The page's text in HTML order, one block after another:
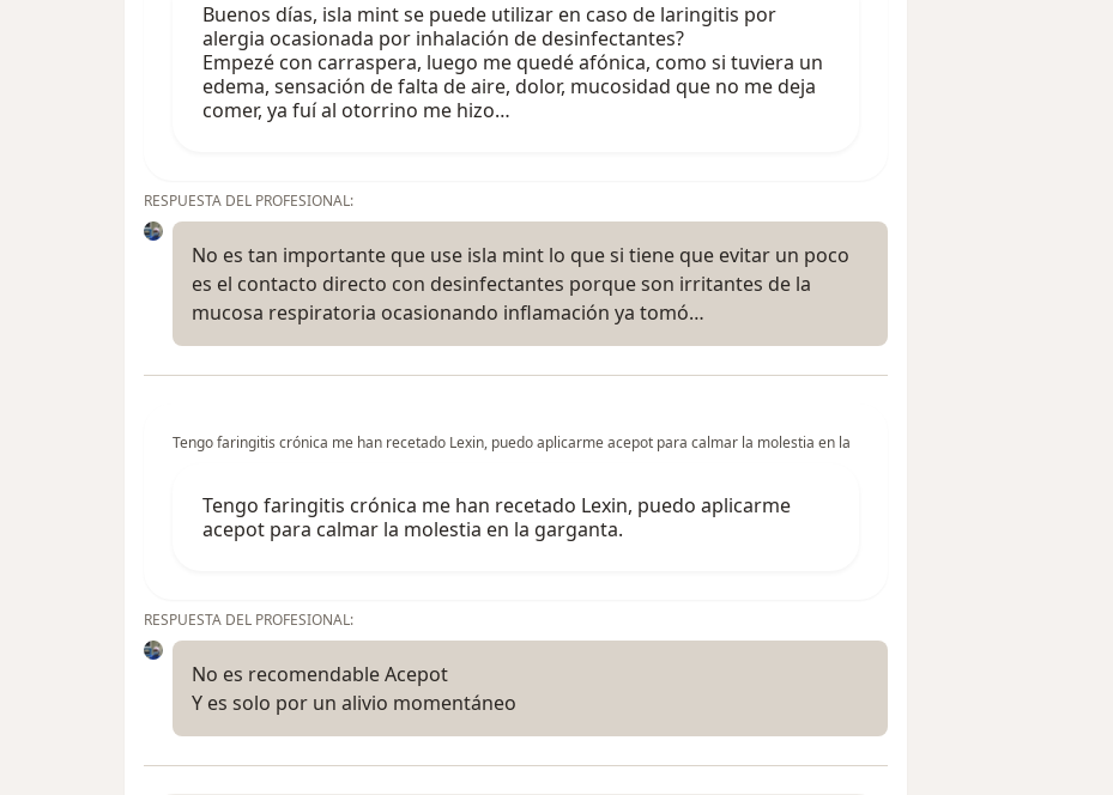
Buenos días, isla mint se puede utilizar en caso de laringitis por
alergia ocasionada por inhalación de desinfectantes?
Empezé con carraspera, luego me quedé afónica, como si tuviera un
edema, sensación de falta de aire, dolor, mucosidad que no me deja
comer, ya fuí al otorrino me hizo…
RESPUESTA DEL PROFESIONAL:
No es tan importante que use isla mint lo que si tiene que evitar un poco
es el contacto directo con desinfectantes porque son irritantes de la
mucosa respiratoria ocasionando inflamación ya tomó…
Tengo faringitis crónica me han recetado Lexin, puedo aplicarme acepot para calmar la molestia en la
Tengo faringitis crónica me han recetado Lexin, puedo aplicarme
acepot para calmar la molestia en la garganta.
RESPUESTA DEL PROFESIONAL:
No es recomendable Acepot
Y es solo por un alivio momentáneo